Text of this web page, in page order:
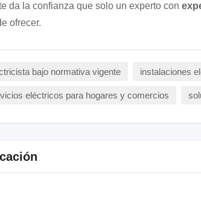
da la confianza que solo un experto con
ofrecer.
bajo normativa vigente instalaciones
eléctricos para hogares y comercios